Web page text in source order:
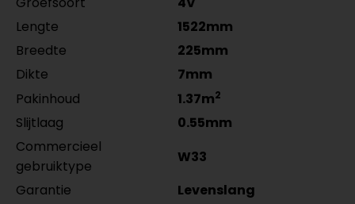
zwart gefolied 5531.2910.19
per lengte: mm, € 14,95 p/st
zwart gefolied 5532.2210.19
per lengte: mm, € 17,95 p/st
per lengte: mm, € 28,95 p/st
Lengte
1522mm
Breedte
225mm
Dikte
7mm
Pakinhoud
1.37m2
Slijtlaag
0.55mm
Commercieel
gebruiktype
W33
Garantie
Levenslang